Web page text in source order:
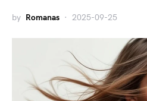
by Romanas 2025-09-25